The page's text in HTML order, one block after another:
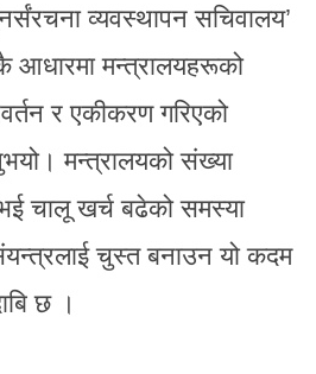
व्यवस्थापन सचिवालय’
आधारमा मन्त्रालयहरूको
र एकीकरण गरिएको
मन्त्रालयको संख्या
चालू खर्च बढेको समस्या
चुस्त बनाउन यो कदम
छ ।